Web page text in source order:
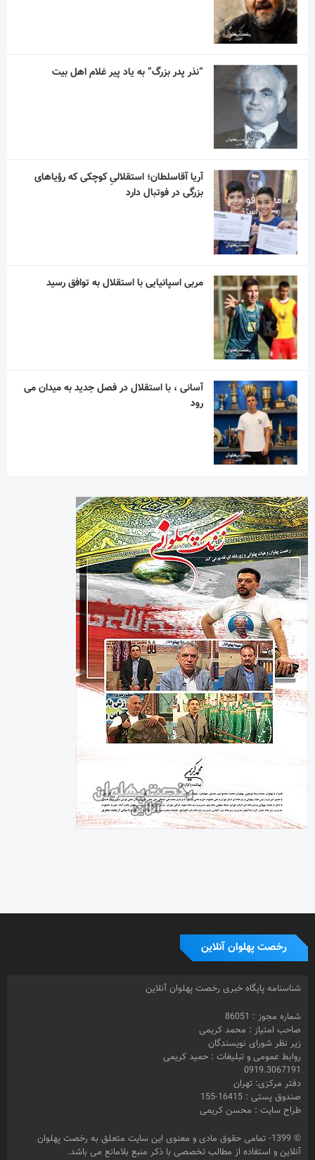
“نذر پدر بزرگ” به یاد پیر غلام اهل بیت
آریا آقاسلطان؛ استقلالیِ کوچکی که رؤیاهای
بزرگی در فوتبال دارد
مربی اسپانیایی با استقلال به توافق رسید
آسانی ، با استقلال در فصل جدید به میدان می
رود
رخصت پهلوان آنلاین
شناسنامه پایگاه خبری رخصت پهلوان آنلاین
شماره مجوز : 86051
صاحب امتیاز : محمد کریمی
زیر نظر شورای نویسندگان
روابط عمومی و تبلیغات : حمید کریمی
0919.3067191
دفتر مرکزی: تهران
صندوق پستی : 16415-155
طراح سایت : محسن کریمی
© 1399- تمامی حقوق مادی و معنوی این سایت متعلق به رخصت پهلوان
آنلاین و استفاده از مطالب تخصصی با ذکر منبع بلامانع می باشد.